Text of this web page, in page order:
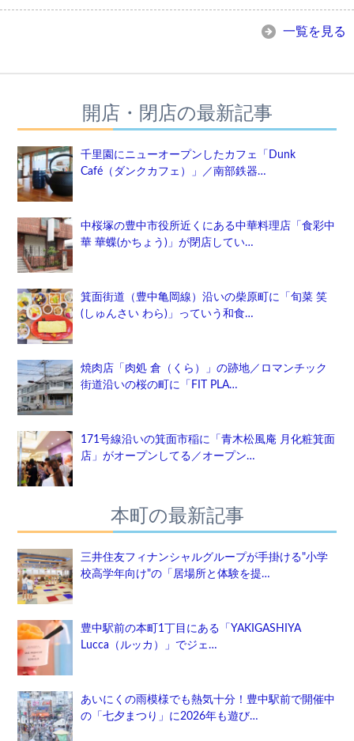
一覧を見る
開店・閉店の最新記事
千里園にニューオープンしたカフェ「Dunk
Café（ダンクカフェ）」／南部鉄器…
中桜塚の豊中市役所近くにある中華料理店「食彩中
華 華蝶(かちょう)」が閉店してい…
箕面街道（豊中亀岡線）沿いの柴原町に「旬菜 笑
(しゅんさい わら)」っていう和食…
焼肉店「肉処 倉（くら）」の跡地／ロマンチック
街道沿いの桜の町に「FIT PLA…
171号線沿いの箕面市稲に「青木松風庵 月化粧箕面
店」がオープンしてる／オープン…
本町の最新記事
三井住友フィナンシャルグループが手掛ける"小学
校高学年向け"の「居場所と体験を提…
豊中駅前の本町1丁目にある「YAKIGASHIYA
Lucca（ルッカ）」でジェ…
あいにくの雨模様でも熱気十分！豊中駅前で開催中
の「七夕まつり」に2026年も遊び…